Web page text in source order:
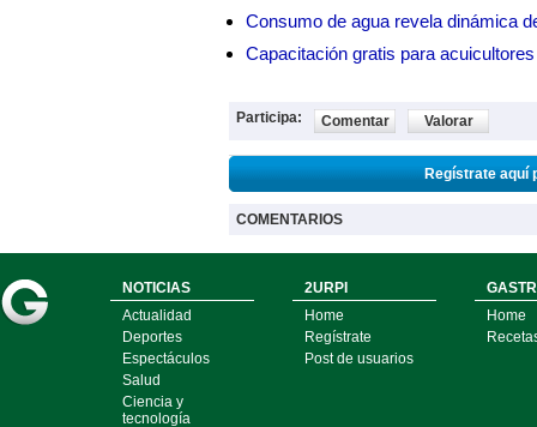
Consumo de agua revela dinámica
Capacitación gratis para
Participa: Comentar Valorar
Regístrate aquí
COMENTARIOS
NOTICIAS
Actualidad
Deportes
Espectáculos
Salud
Ciencia y
tecnología
2URPI
Home
Regístrate
Post de usuarios
Home